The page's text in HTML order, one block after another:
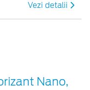
Vezi detalii
Nano,